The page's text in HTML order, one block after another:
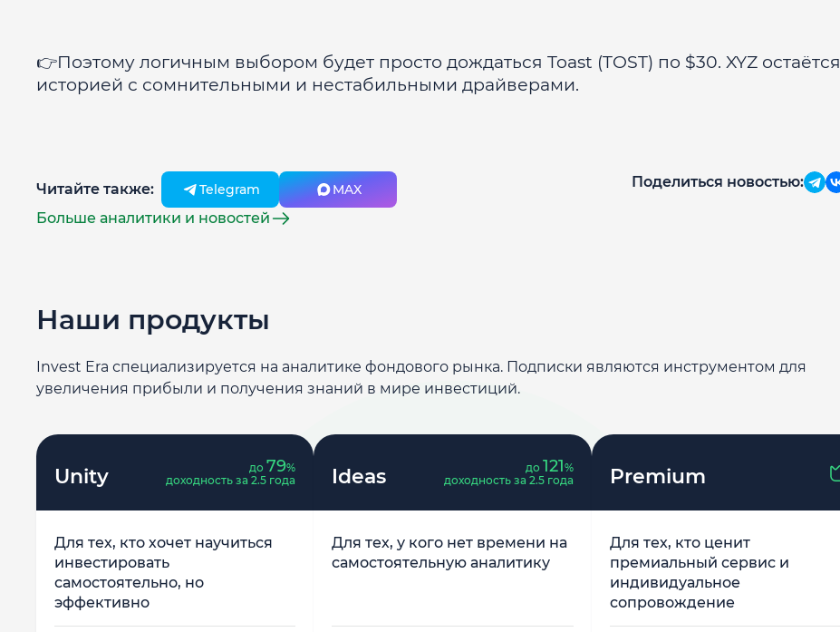
👉Поэтому логичным выбором будет просто дождаться Toast (TOST) по $30. XYZ остаётся
историей с сомнительными и нестабильными драйверами.
Читайте также: Telegram MAX
Больше аналитики и новостей
Поделиться новостью:
Наши продукты
Invest Era специализируется на аналитике фондового рынка. Подписки являются инструментом для
увеличения прибыли и получения знаний в мире инвестиций.
Unity до79%
доходность за 2.5 года
Для тех, кто хочет научиться
инвестировать
самостоятельно, но
эффективно
Ideas до 121%
доходность за 2.5 года
Для тех, у кого нет времени на
самостоятельную аналитику
Premium
Для тех, кто ценит
премиальный сервис и
индивидуальное
сопровождение